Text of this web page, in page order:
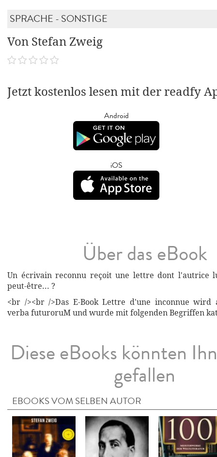
SPRACHE - SONSTIGE
Von Stefan Zweig
Jetzt kostenlos lesen mit der readfy
Android
iOS
Über das eBook
Un écrivain reconnu reçoit une lettre dont l'autrice
peut-être... ?
<br /><br />Das E-Book Lettre d'une inconnue wird
verba futuroruM und wurde mit folgenden Begriffen
Diese eBooks könnten
gefallen
EBOOKS VOM SELBEN AUTOR